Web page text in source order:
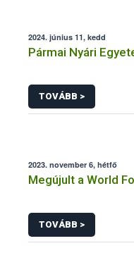
2024. június 11, kedd
Pármai Nyári
TOVÁBB >
2023. november 6, hétfő
Megújult a World
TOVÁBB >